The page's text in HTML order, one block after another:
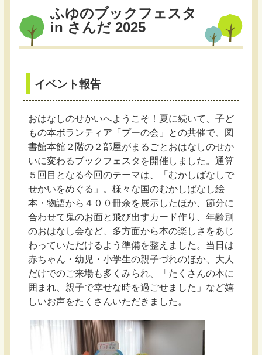
ふゆのブックフェスタ
in さんだ 2025
イベント報告
おはなしのせかいへようこそ！夏に続いて、子ど
もの本ボランティア「プーの会」との共催で、図
書館本館２階の２部屋がまるごとおはなしのせか
いに変わるブックフェスタを開催しました。通算
５回目となる今回のテーマは、「むかしばなしで
せかいをめぐる」。様々な国のむかしばなし絵
本・物語から４００冊余を展示したほか、節分に
合わせて鬼のお面と飛び出すカード作り、年齢別
のおはなし会など、多方面から本の楽しさをあじ
わっていただけるよう準備を整えました。当日は
赤ちゃん・幼児・小学生の親子づれのほか、大人
だけでのご来場も多くみられ、「たくさんの本に
囲まれ、親子で幸せな時を過ごせました」など嬉
しいお声をたくさんいただきました。